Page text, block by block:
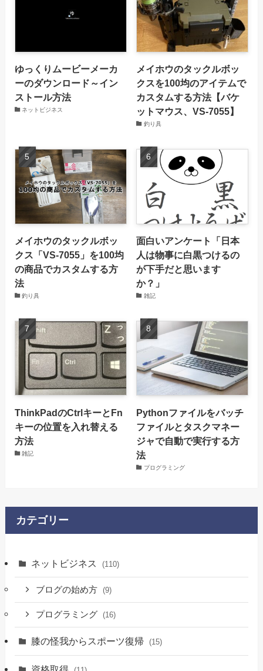
ゆっくりムービーメーカ
ーのダウンロード～イン
ストール方法
ネットビジネス
メイホウのタックルボッ
クスを100均のアイテムで
カスタムする方法【バケ
ットマウス、VS-7055】
釣り具
メイホウのタックルボッ
クス「VS-7055」を100均
の商品でカスタムする方
法
釣り具
面白いアンケート「日本
人は物事に白黒つけるの
が下手だと思います
か？」
雑記
ThinkPadのCtrlキーとFn
キーの位置を入れ替える
方法
雑記
Pythonファイルをバッチ
ファイルとタスクマネー
ジャで自動で実行する方
法
プログラミング
カテゴリー
ネットビジネス (110)
ブログの始め方 (9)
プログラミング (16)
膝の怪我からスポーツ復帰 (15)